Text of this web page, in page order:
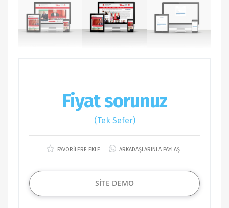
Fiyat sorunuz
(Tek Sefer)
FAVORİLERE EKLE ARKADAŞLARINLA PAYLAŞ
SİTE DEMO